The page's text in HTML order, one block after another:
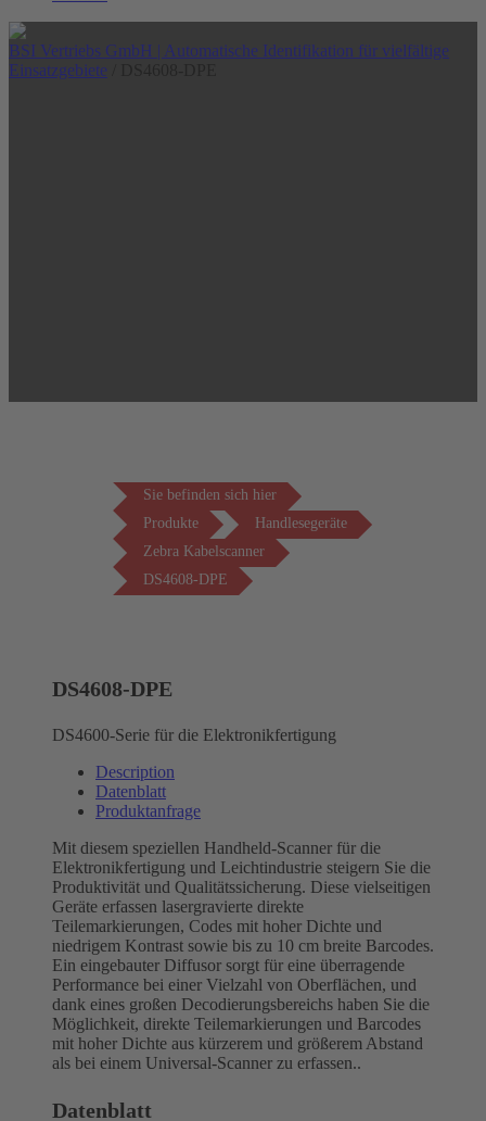
BSI Vertriebs GmbH | Automatische Identifikation für vielfältige
Einsatzgebiete
Sie befinden sich hier
Produkte
Handlesegeräte
Zebra Kabelscanner
DS4608-DPE
DS4608-DPE
DS4600-Serie für die Elektronikfertigung
Description
Datenblatt
Produktanfrage
Mit diesem speziellen Handheld-Scanner für die
Elektronikfertigung und Leichtindustrie steigern Sie die
Produktivität und Qualitätssicherung. Diese vielseitigen
Geräte erfassen lasergravierte direkte
Teilemarkierungen, Codes mit hoher Dichte und
niedrigem Kontrast sowie bis zu 10 cm breite Barcodes.
Ein eingebauter Diffusor sorgt für eine überragende
Performance bei einer Vielzahl von Oberflächen, und
dank eines großen Decodierungsbereichs haben Sie die
Möglichkeit, direkte Teilemarkierungen und Barcodes
mit hoher Dichte aus kürzerem und größerem Abstand
als bei einem Universal-Scanner zu erfassen..
Datenblatt